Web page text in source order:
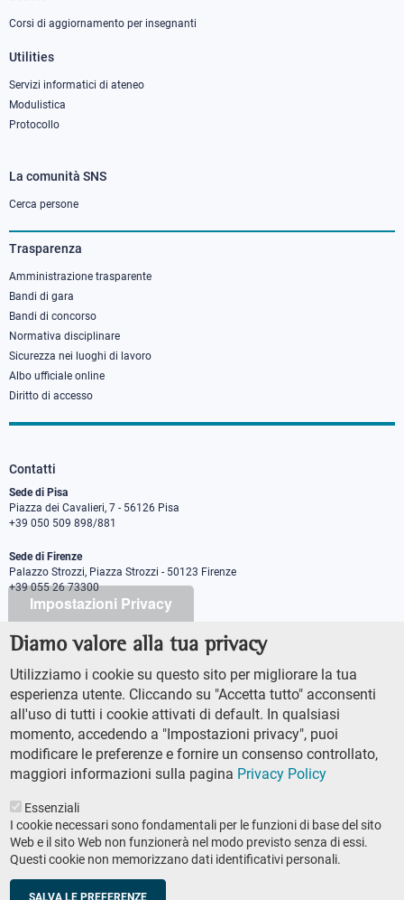
Impostazioni Privacy
Diamo valore alla tua privacy
Utilizziamo i cookie su questo sito per migliorare la tua
esperienza utente. Cliccando su "Accetta tutto" acconsenti
all'uso di tutti i cookie attivati di default. In qualsiasi
momento, accedendo a "Impostazioni privacy", puoi
modificare le preferenze e fornire un consenso controllato,
maggiori informazioni sulla pagina Privacy Policy
Essenziali
I cookie necessari sono fondamentali per le funzioni di base del sito
Web e il sito Web non funzionerà nel modo previsto senza di essi.
Questi cookie non memorizzano dati identificativi personali.
SALVA LE PREFERENZE
Corsi di aggiornamento per insegnanti
Utilities
Servizi informatici di ateneo
Modulistica
Protocollo
Footer
column
3
La comunità SNS
Cerca persone
Trasparenza
Amministrazione trasparente
Bandi di gara
Bandi di concorso
Normativa disciplinare
Sicurezza nei luoghi di lavoro
Albo ufficiale online
Diritto di accesso
Contatti
Sede di Pisa
Piazza dei Cavalieri, 7 - 56126 Pisa
+39 050 509 898/881
Sede di Firenze
Palazzo Strozzi, Piazza Strozzi - 50123 Firenze
+39 055 26 73300
PEC protocollo@pec.sns.it
Codice Fiscale 8000 5050507
Ufficio comunicazione
Addetto stampa
URP - Ufficio relazioni con il pubblico
Footer
AMMINISTRAZIONE TRASPARENTE